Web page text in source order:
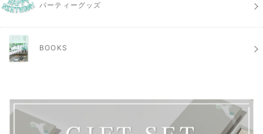
パーティーグッズ
BOOKS